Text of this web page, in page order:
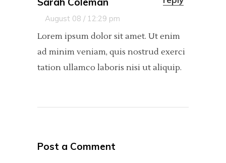
August 08 / 12:29 pm
Lorem ipsum dolor sit amet. Ut enim
ad minim veniam, quis nostrud exerci
tation ullamco laboris nisi ut aliquip.
Post a Comment